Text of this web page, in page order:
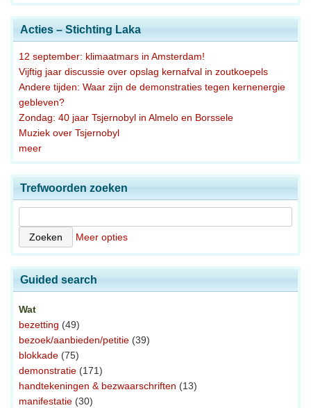
Acties – Stichting Laka
12 september: klimaatmars in Amsterdam!
Vijftig jaar discussie over opslag kernafval in zoutkoepels
Andere tijden: Waar zijn de demonstraties tegen kernenergie
gebleven?
Zondag: 40 jaar Tsjernobyl in Almelo en Borssele
Muziek over Tsjernobyl
meer
Trefwoorden zoeken
Meer opties
Guided search
Wat
bezetting (49)
bezoek/aanbieden/petitie (39)
blokkade (75)
demonstratie (171)
handtekeningen & bezwaarschriften (13)
manifestatie (30)